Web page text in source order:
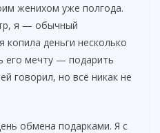
женихом уже полгода.
я — обычный
копила деньги несколько
его мечту — подарить
говорил, но всё никак не
обмена подарками. Я с